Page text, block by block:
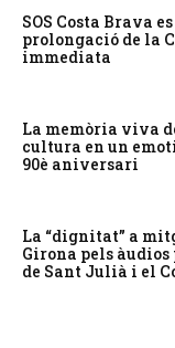
SOS Costa Brava
prolongació de la
immediata
La memòria viva
cultura en un
90è aniversari
La “dignitat” a
Girona pels
de Sant Julià i el